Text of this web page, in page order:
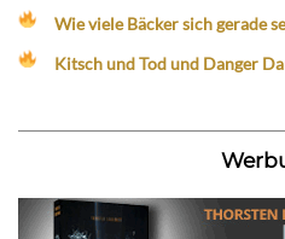
Wie viele Bäcker sich gerade
Kitsch und Tod und Danger